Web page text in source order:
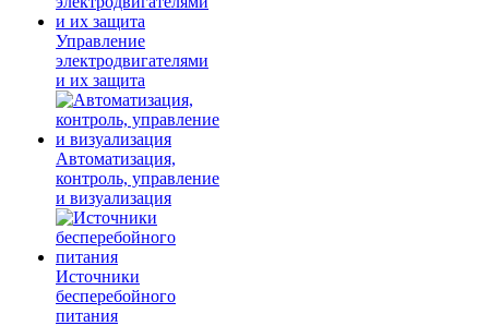
Управление
электродвигателями
и их защита
Автоматизация,
контроль, управление
и визуализация
Источники
бесперебойного
питания